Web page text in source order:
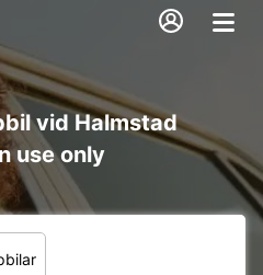
vid Halmstad
use only